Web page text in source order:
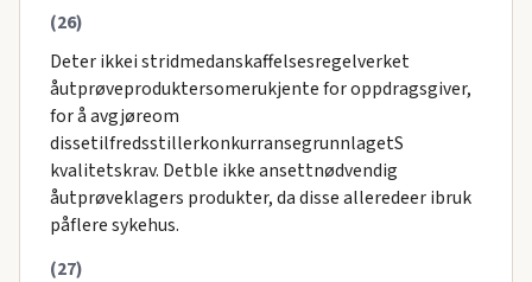
(26)
Deter ikkei stridmedanskaffelsesregelverket
åutprøveproduktersomerukjente for oppdragsgiver,
for å avgjøreom
dissetilfredsstillerkonkurransegrunnlagetS
kvalitetskrav. Detble ikke ansettnødvendig
åutprøveklagers produkter, da disse alleredeer ibruk
påflere sykehus.
(27)